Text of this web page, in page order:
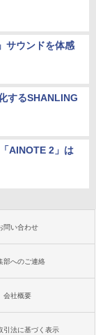
サウンドを体感
するSHANLING
AINOTE 2」は
問い合わせ
部へのご連絡
会社概要
引法に基づく表示